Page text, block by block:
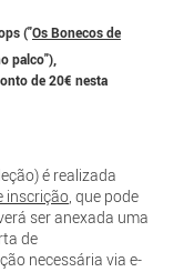
("Os Bonecos de
palco"),
de 20€ nesta
é realizada
inscrição, que pode
ser anexada uma
de
necessária via e-